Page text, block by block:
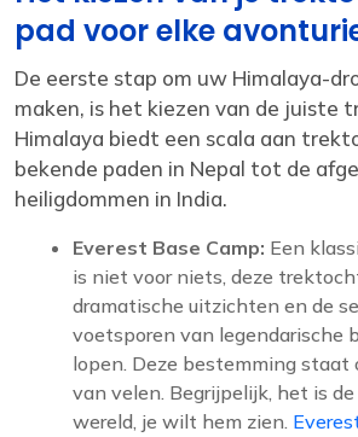
pad voor elke
De eerste stap om uw Himalaya-
maken, is het kiezen van de juiste
Himalaya biedt een scala aan
bekende paden in Nepal tot de
heiligdommen in India.
Everest Base Camp: Een
is niet voor niets, deze
dramatische uitzichten en de
voetsporen van legendarische
lopen. Deze bestemming staat
van velen. Begrijpelijk, het is
wereld, je wilt hem zien.